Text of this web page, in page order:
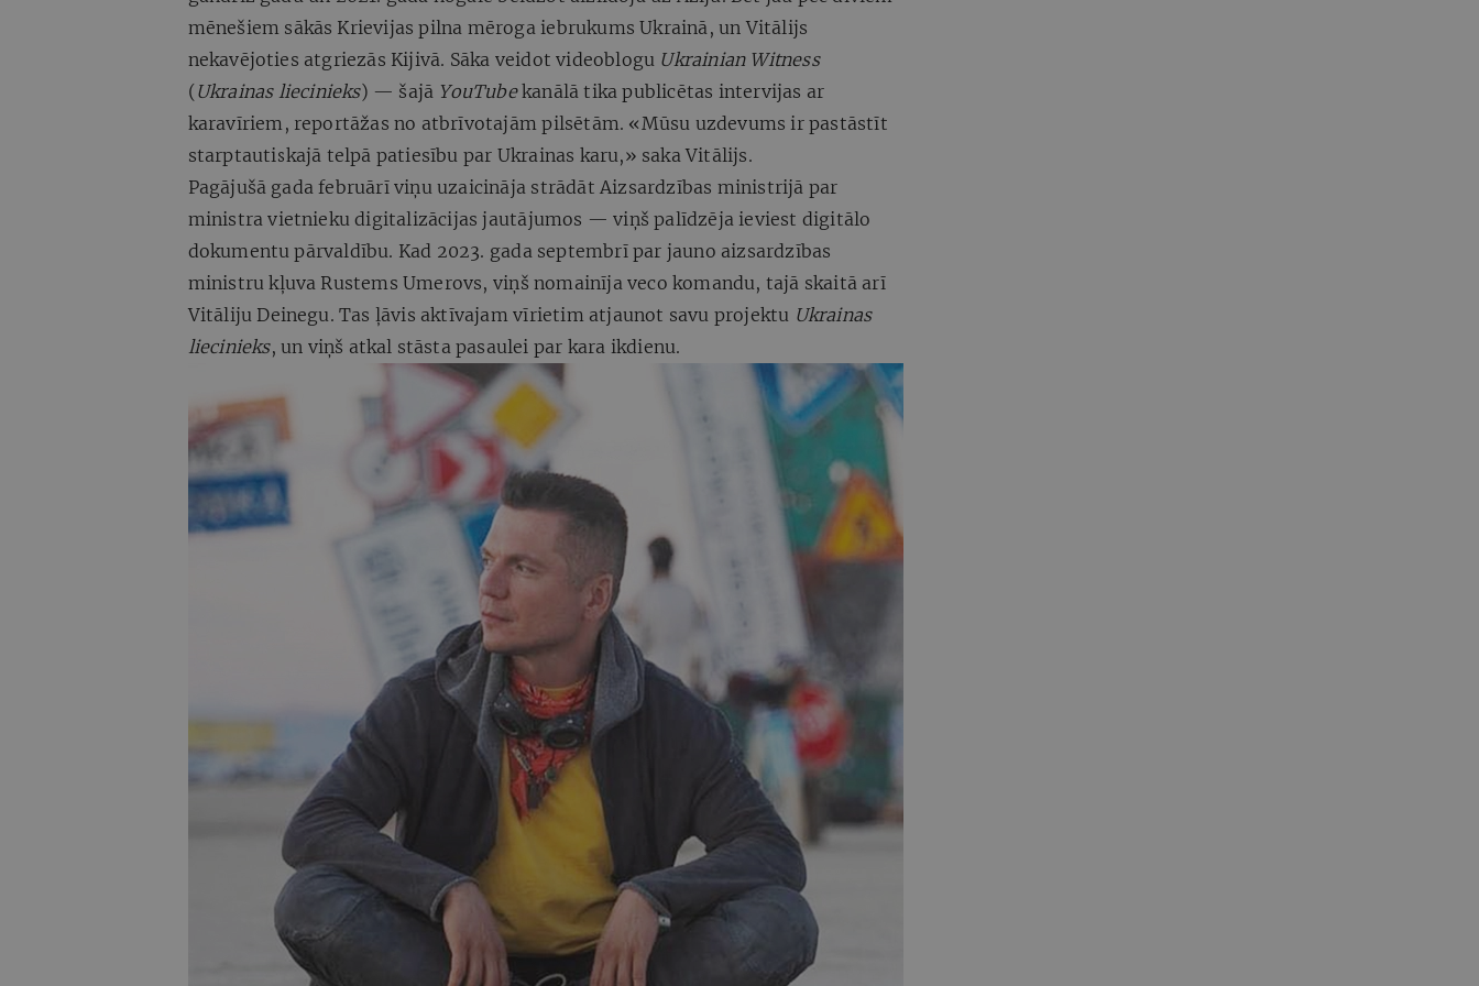
mēnešiem sākās Krievijas pilna mēroga iebrukums Ukrainā, un Vitālijs
nekavējoties atgriezās Kijivā. Sāka veidot videoblogu Ukrainian Witness
(Ukrainas liecinieks) — šajā YouTubekanālā tika publicētas intervijas ar
karavīriem, reportāžas no atbrīvotajām pilsētām. «Mūsu uzdevums ir pastāstīt
starptautiskajā telpā patiesību par Ukrainas karu,» saka Vitālijs.
Pagājušā gada februārī viņu uzaicināja strādāt Aizsardzības ministrijā par
ministra vietnieku digitalizācijas jautājumos — viņš palīdzēja ieviest digitālo
dokumentu pārvaldību. Kad 2023. gada septembrī par jauno aizsardzības
ministru kļuva Rustems Umerovs, viņš nomainīja veco komandu, tajā skaitā arī
Vitāliju Deinegu. Tas ļāvis aktīvajam vīrietim atjaunot savu projektu Ukrainas
liecinieks, un viņš atkal stāsta pasaulei par kara ikdienu.